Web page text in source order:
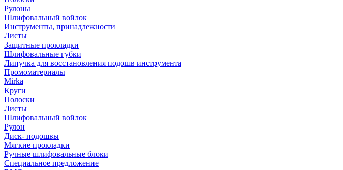
Рулоны
Шлифовальный войлок
Инструменты, принадлежности
Листы
Защитные прокладки
Шлифовальные губки
Липучка для восстановления подошв инструмента
Промоматериалы
Mirka
Круги
Полоски
Листы
Шлифовальный войлок
Рулон
Диск- подошвы
Мягкие прокладки
Ручные шлифовальные блоки
Специальное предложение